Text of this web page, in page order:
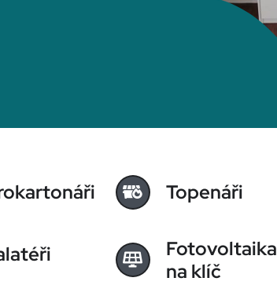
Topenáři
Fotovoltaika
na klíč